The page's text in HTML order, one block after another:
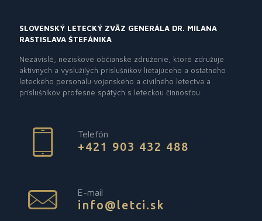
SLOVENSKÝ LETECKÝ ZVÄZ GENERÁLA DR. MILANA
RASTISLAVA ŠTEFÁNIKA
Nezávislé, neziskové občianske združenie, ktoré združuje
aktívnych a vyslúžilých príslušníkov lietajúceho a ostatného
leteckého personálu vojenského a civilného letectva a
príslušníkov profesne spätých s leteckou činnosťou.
Telefón
+421 903 432 488
E-mail
info@letci.sk